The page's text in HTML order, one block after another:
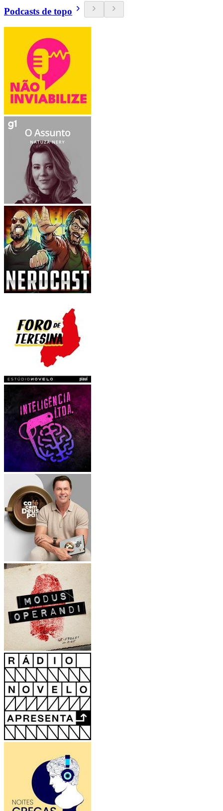
Podcasts de topo